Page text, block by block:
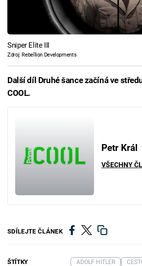
Sniper Elite III
Zdroj: Rebellion Developments
Další díl Druhé šance začíná ve
COOL.
Petr Král
VŠECHNY
SDÍLEJTE ČLÁNEK
ŠTÍTKY ADOLF HITLER